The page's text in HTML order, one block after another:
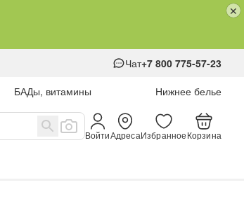
Чат+7 800 775-57-23
БАДы, витамины Нижнее белье
ВойтиАдресаИзбранноеКорзина